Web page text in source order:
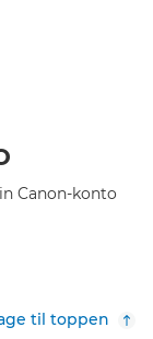
Canon-konto
til toppen